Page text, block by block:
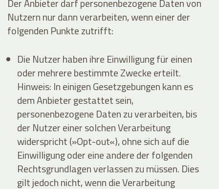
Der Anbieter darf personenbezogene Daten von
Nutzern nur dann verarbeiten, wenn einer der
folgenden Punkte zutrifft:
Die Nutzer haben ihre Einwilligung für einen
oder mehrere bestimmte Zwecke erteilt.
Hinweis: In einigen Gesetzgebungen kann es
dem Anbieter gestattet sein,
personenbezogene Daten zu verarbeiten, bis
der Nutzer einer solchen Verarbeitung
widerspricht (»Opt-out«), ohne sich auf die
Einwilligung oder eine andere der folgenden
Rechtsgrundlagen verlassen zu müssen. Dies
gilt jedoch nicht, wenn die Verarbeitung